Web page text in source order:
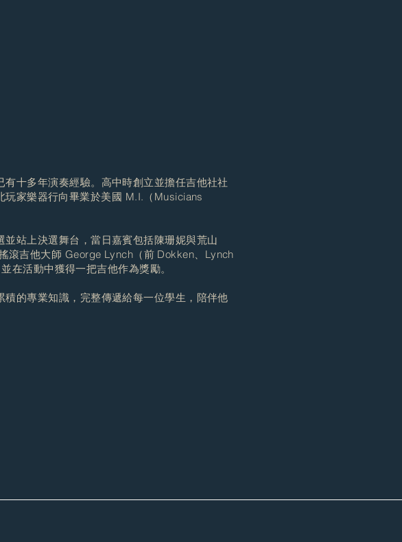
十多年演奏經驗。高中時創立並擔任吉他社社
家樂器行向畢業於美國 M.I.（Musicians
站上決選舞台，當日嘉賓包括陳珊妮與荒山
滾吉他大師 George Lynch（前 Dokken、Lynch
在活動中獲得一把吉他作為獎勵。
的專業知識，完整傳遞給每一位學生，陪伴他